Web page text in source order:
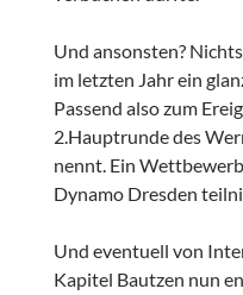
Und ansonsten?
im letzten Jahr ein
Passend also zum
2.Hauptrunde des
nennt. Ein
Dynamo Dresden
Und eventuell von
Kapitel Bautzen nun